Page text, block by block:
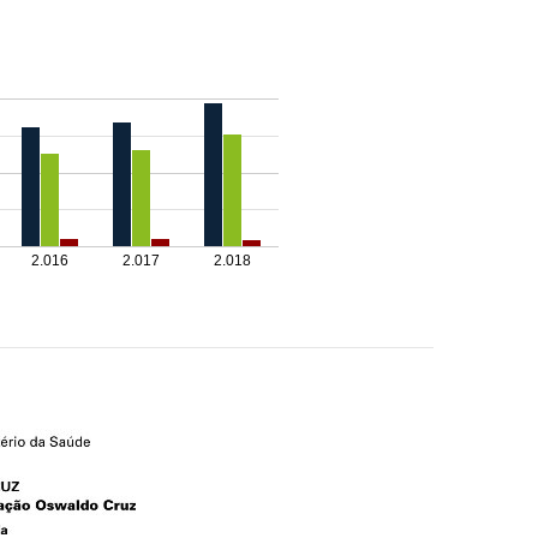
2.016 2.017 2.018